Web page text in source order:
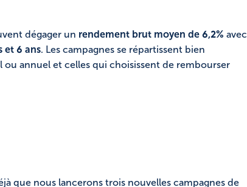
dégager un rendement brut moyen de 6,2% avec
et 6 ans. Les campagnes se répartissent bien
annuel et celles qui choisissent de rembourser
que nous lancerons trois nouvelles campagnes de